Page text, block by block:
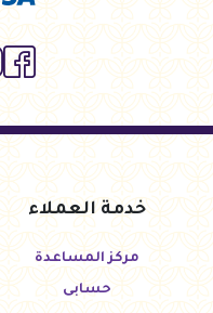
خدمة العملاء
مركز المساعدة
حسابى